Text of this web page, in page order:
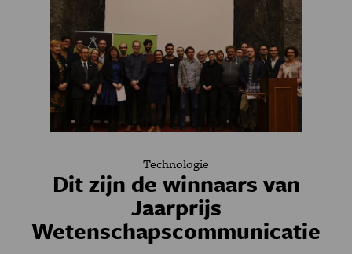
Technologie
Dit zijn de winnaars van
Jaarprijs
Wetenschapscommunicatie